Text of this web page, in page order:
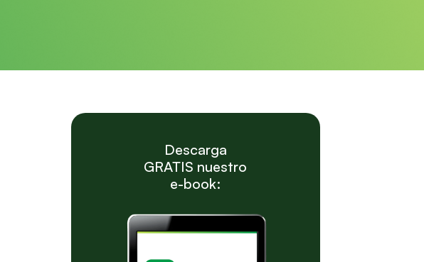
Descarga
GRATIS nuestro
e-book: